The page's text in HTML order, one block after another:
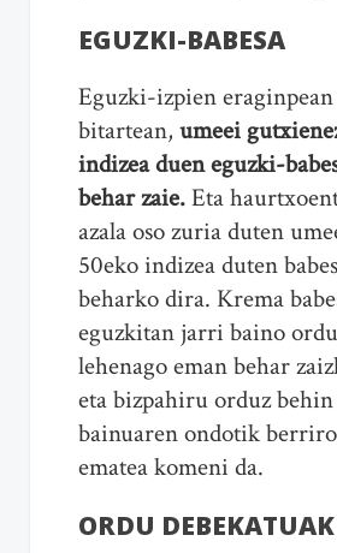
EGUZKI-BABESA
Eguzki-izpien
bitartean, umeei
indizea duen eguzki-
behar zaie.Eta
azala oso zuria duten
50eko indizea duten
beharko dira. Krema
eguzkitan jarri baino
lehenago eman behar
eta bizpahiru orduz behin
bainuaren ondotik
ematea komeni da.
ORDU DEBEKATUAK